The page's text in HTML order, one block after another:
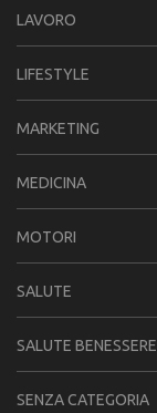
LAVORO
LIFESTYLE
MARKETING
MEDICINA
MOTORI
SALUTE
SALUTE BENESSERE
SENZA CATEGORIA